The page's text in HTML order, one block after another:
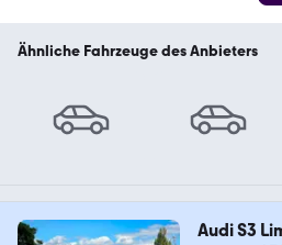
Ähnliche Fahrzeuge des Anbieters
Audi S3